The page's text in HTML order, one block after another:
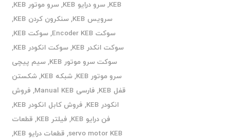
KEB
,سرو درایو KEB ,سرو موتور KEB
,
سرویس KEB
,سنکرون کردن KEB
,
سوکت Encoder KEB
,سوکت KEB
,
سوکت انکدر KEB
,سوکت انکودر KEB
,
سوکت سرو موتور KEB
,سیم پیچی
سرو موتور KEB
,شبکه KEB ,شکستن
قفل KEB
, فارسی Manual KEB , فروش
انکودر KEB
, فروش کابل انکودر KEB
,
فن درایو KEB
, فیلتر KEB , قطعات
servo motor KEB
, قطعات درایو KEB
,